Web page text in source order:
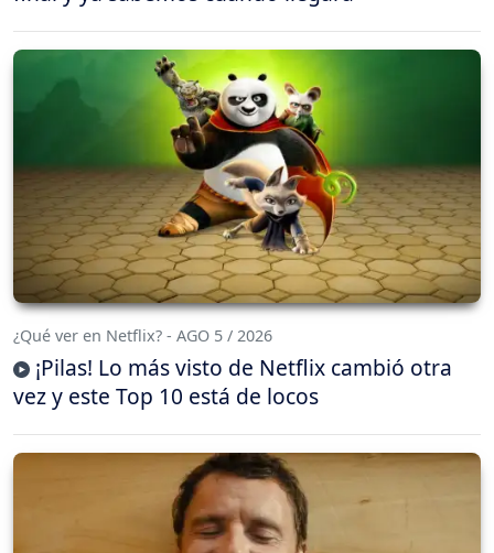
¿Qué ver en Netflix? - AGO 5 / 2026
¡Pilas! Lo más visto de Netflix cambió otra
vez y este Top 10 está de locos